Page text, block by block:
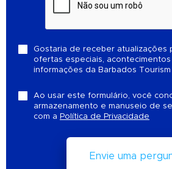
Gostaria de receber atualizações
ofertas especiais,
informações da Barbados Tourism
Ao usar este formulário, você
armazenamento e manuseio de
com a Política de Privacidade